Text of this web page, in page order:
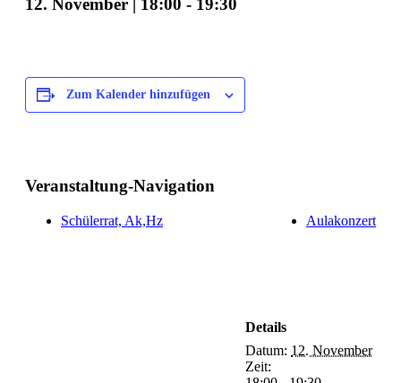
12. November | 18:00 - 19:30
Zum Kalender hinzufügen
Veranstaltung-Navigation
Schülerrat, Ak,Hz Aulakonzert
Details
Datum: 12. November
Zeit: